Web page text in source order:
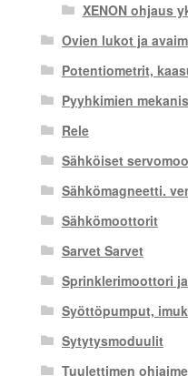
XENON ohjaus
Ovien lukot ja
Potentiometrit,
Pyyhkimien
Rele
Sähköiset
Sähkömagneetti.
Sähkömoottorit
Sarvet Sarvet
Sprinklerimoottori
Syöttöpumput,
Sytytysmoduulit
Tuulettimen